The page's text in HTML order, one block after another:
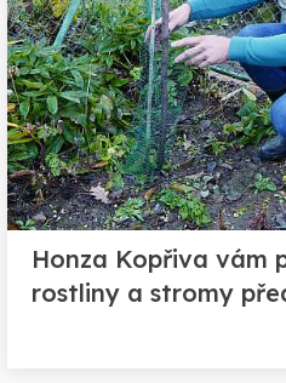
Honza Kopřiva vám
rostliny a stromy